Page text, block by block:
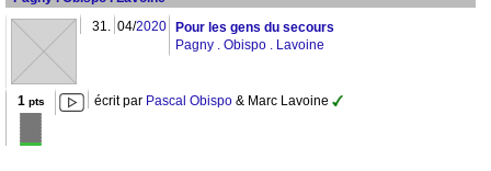
31.
04/2020 Pour les gens du secours
Pagny . Obispo . Lavoine
1 pts écrit par Pascal Obispo & Marc Lavoine